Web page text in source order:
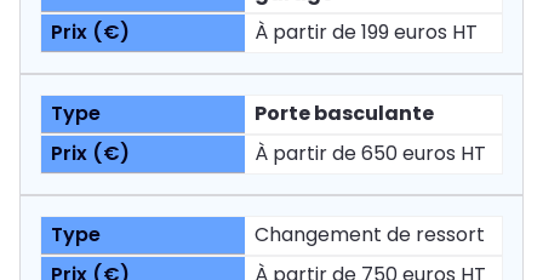
À partir de 199 euros HT
Porte basculante
À partir de 650 euros HT
Changement de ressort
À partir de 750 euros HT